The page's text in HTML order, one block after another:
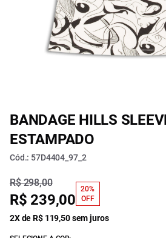
BANDAGE HILLS
ESTAMPADO
Cód.: 57D4404_97_2
R$ 298,00
R$ 239,00
20%
OFF
2X de R$ 119,50 sem juros